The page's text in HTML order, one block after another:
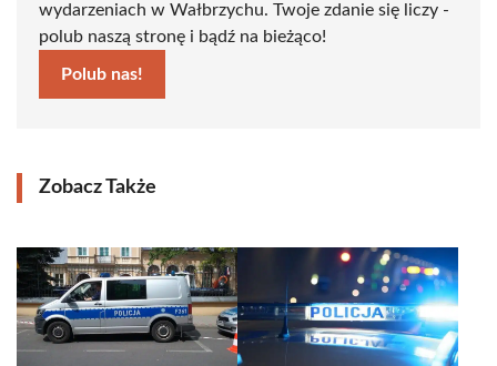
wydarzeniach w Wałbrzychu. Twoje zdanie się liczy -
polub naszą stronę i bądź na bieżąco!
Polub nas!
Zobacz Także